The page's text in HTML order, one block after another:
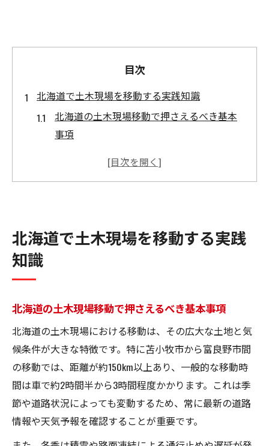
目次
北海道で土木現場を移動する実践知識
北海道の土木現場移動で押さえるべき基本
事項
土木現場の移動効率化に役立つ具体策を紹
土木分野で移動手段を選ぶ際の実務的な判
断基準
苫小牧市と富良野市の土木現場特性を比較
分析
土木プロジェクトでの両市の移動距離と時
間の違い
土木分野で注目したい苫小牧市・富良野市
の地理条件
両市間の土木作業におけるコスト・効率の
北海道で土木現場を移動する実践
知識
北海道の土木現場移動で押さえるべき基本事項
北海道の土木現場における移動は、その広大な土地と気
候条件が大きな特徴です。特に苫小牧市から富良野市間
の移動では、距離が約150km以上あり、一般的な移動時
間は車で約2時間半から3時間程度かかります。これは季
節や道路状況によっても変動するため、常に最新の道路
情報や天気予報を確認することが重要です。